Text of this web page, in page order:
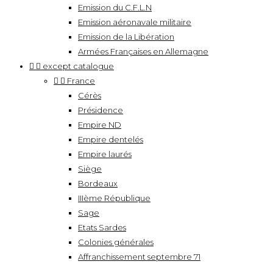
Emission du C.F.L.N
Emission aéronavale militaire
Emission de la Libération
Armées Françaises en Allemagne
  except catalogue
  France
Cérès
Présidence
Empire ND
Empire dentelés
Empire laurés
Siège
Bordeaux
IIIème République
Sage
Etats Sardes
Colonies générales
Affranchissement septembre 71